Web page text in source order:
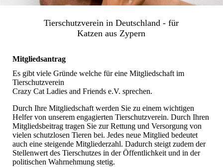
Tierschutzverein in Deutschland - für
Katzen aus Zypern
Mitgliedsantrag
Es gibt viele Gründe welche für eine Mitgliedschaft im
Tierschutzverein
Crazy Cat Ladies and Friends e.V. sprechen.
Durch Ihre Mitgliedschaft werden Sie zu einem wichtigen
Helfer von unserem engagierten Tierschutzverein. Durch Ihren
Mitgliedsbeitrag tragen Sie zur Rettung und Versorgung von
vielen schutzlosen Tieren bei. Jedes neue Mitglied bedeutet
auch eine steigende Mitgliederzahl. Dadurch steigt zudem der
Stellenwert des Tierschutzes in der Öffentlichkeit und in der
politischen Wahrnehmung stetig.